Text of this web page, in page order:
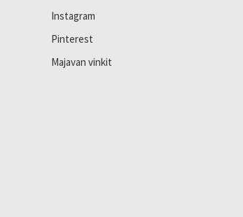
Instagram
Pinterest
Majavan vinkit